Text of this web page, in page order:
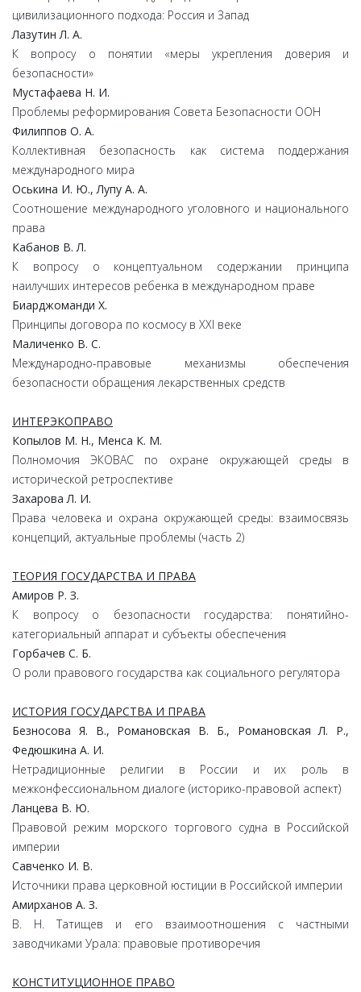
цивилизационного подхода: Россия и Запад
Лазутин Л. А.
К вопросу о понятии «меры укрепления доверия и
безопасности»
Мустафаева Н. И.
Проблемы реформирования Совета Безопасности ООН
Филиппов О. А.
Коллективная безопасность как система поддержания
международного мира
Оськина И. Ю., Лупу А. А.
Соотношение международного уголовного и национального
права
Кабанов В. Л.
К вопросу о концептуальном содержании принципа
наилучших интересов ребенка в международном праве
Биарджоманди Х.
Принципы договора по космосу в XXI веке
Маличенко В. С.
Международно-правовые механизмы обеспечения
безопасности обращения лекарственных средств
ИНТЕРЭКОПРАВО
Копылов М. Н., Менса К. М.
Полномочия ЭКОВАС по охране окружающей среды в
исторической ретроспективе
Захарова Л. И.
Права человека и охрана окружающей среды: взаимосвязь
концепций, актуальные проблемы (часть 2)
ТЕОРИЯ ГОСУДАРСТВА И ПРАВА
Амиров Р. З.
К вопросу о безопасности государства: понятийно-
категориальный аппарат и субъекты обеспечения
Горбачев С. Б.
О роли правового государства как социального регулятора
ИСТОРИЯ ГОСУДАРСТВА И ПРАВА
Безносова Я. В., Романовская В. Б., Романовская Л. Р.,
Федюшкина А. И.
Нетрадиционные религии в России и их роль в
межконфессиональном диалоге (историко-правовой аспект)
Ланцева В. Ю.
Правовой режим морского торгового судна в Российской
империи
Савченко И. В.
Источники права церковной юстиции в Российской империи
Амирханов А. З.
В. Н. Татищев и его взаимоотношения с частными
заводчиками Урала: правовые противоречия
КОНСТИТУЦИОННОЕ ПРАВО